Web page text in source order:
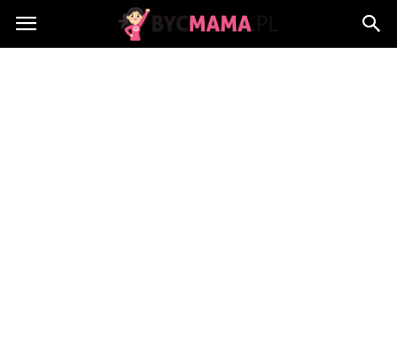
BycMama.pl